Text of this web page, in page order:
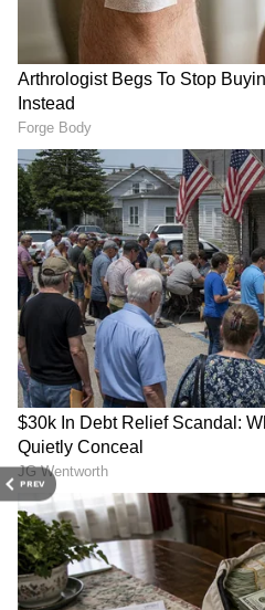
PREV
ఎక్కువ డబ్బును
విజయాన్ని చేరుకోవడానికి బాగా
3